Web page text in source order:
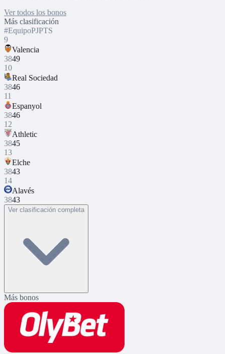
Ver todos los bonos
Más clasificación
#EquipoPJPTS
9
Valencia
3849
10
Real Sociedad
3846
11
Espanyol
3846
12
Athletic
3845
13
Elche
3843
14
Alavés
3843
Ver clasificación completa
Más bonos